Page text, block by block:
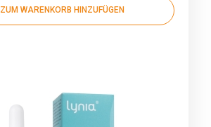
ZUM WARENKORB HINZUFÜGEN